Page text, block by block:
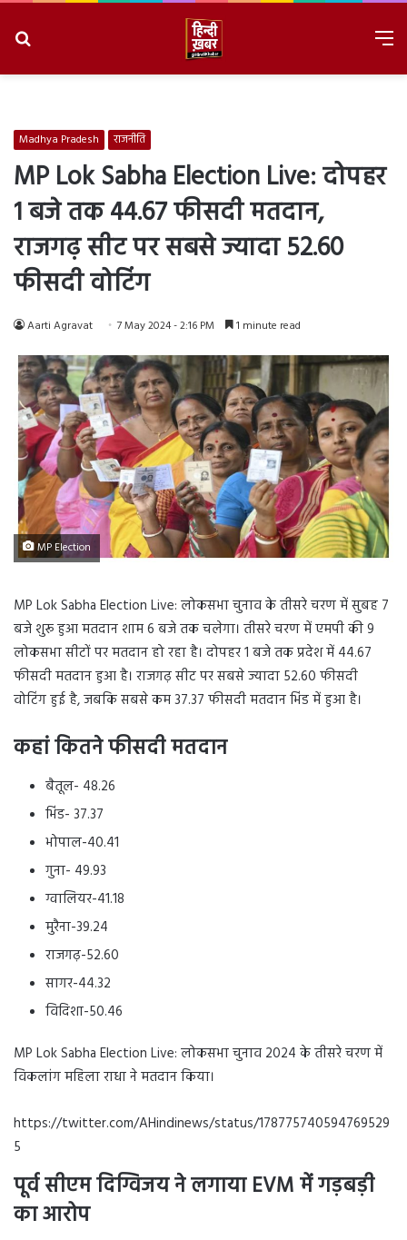
Madhya Pradesh राजनीति
MP Lok Sabha Election Live: दोपहर
1 बजे तक 44.67 फीसदी मतदान,
राजगढ़ सीट पर सबसे ज्यादा 52.60
फीसदी वोटिंग
Aarti Agravat 7 May 2024 - 2:16 PM 1 minute read
MP Election
MP Lok Sabha Election Live: लोकसभा चुनाव के तीसरे चरण में सुबह 7
बजे शुरू हुआ मतदान शाम 6 बजे तक चलेगा। तीसरे चरण में एमपी की 9
लोकसभा सीटों पर मतदान हो रहा है। दोपहर 1 बजे तक प्रदेश में 44.67
फीसदी मतदान हुआ है। राजगढ़ सीट पर सबसे ज्यादा 52.60 फीसदी
वोटिंग हुई है, जबकि सबसे कम 37.37 फीसदी मतदान भिंड में हुआ है।
कहां कितने फीसदी मतदान
बैतूल- 48.26
भिंड- 37.37
भोपाल-40.41
गुना- 49.93
ग्वालियर-41.18
मुरैना-39.24
राजगढ़-52.60
सागर-44.32
विदिशा-50.46
MP Lok Sabha Election Live: लोकसभा चुनाव 2024 के तीसरे चरण में
विकलांग महिला राधा ने मतदान किया।
https://twitter.com/AHindinews/status/178775740594769529
5
पूर्व सीएम दिग्विजय ने लगायाEVM में गड़बड़ी
का आरोप